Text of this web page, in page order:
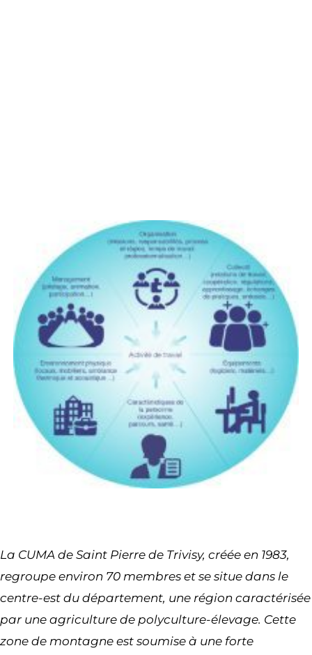
La CUMA de Saint Pierre de Trivisy, créée en 1983,
regroupe environ 70 membres et se situe dans le
centre-est du département, une région caractérisée
par une agriculture de polyculture-élevage. Cette
zone de montagne est soumise à une forte